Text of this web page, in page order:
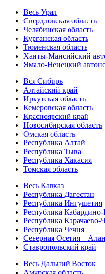
Весь Урал
Свердловская область
Челябинская область
Курганская область
Тюменская область
Ханты-Мансийский
Ямало-Ненецкий
Вся Сибирь
Алтайский край
Иркутская область
Кемеровская область
Красноярский край
Новосибирская область
Омская область
Республика Алтай
Республика Тыва
Республика Хакасия
Томская область
Весь Кавказ
Республика Дагестан
Республика Ингушетия
Республика Кабардино-
Республика Карачаево-
Республика Чечня
Северная Осетия –
Ставропольский край
Весь Дальний Восток
Амурская область